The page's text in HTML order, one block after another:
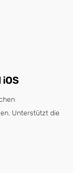
Unterstützt die